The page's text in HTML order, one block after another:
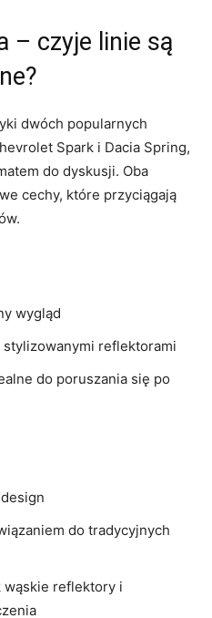
– czyje ⁤linie są
dwóch popularnych
Spark i Dacia ​Spring,
do dyskusji. ⁢Oba‍
⁢cechy, które⁤ przyciągają
wygląd
reflektorami
do poruszania ‍się​ po
do tradycyjnych⁢
⁢wąskie reflektory i